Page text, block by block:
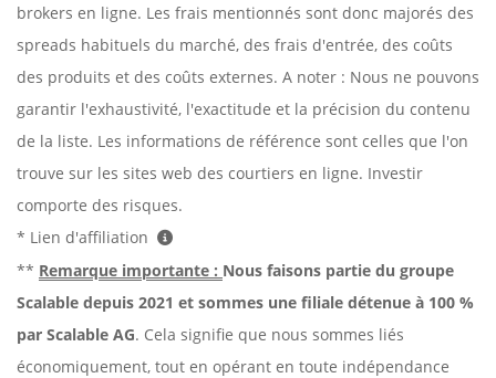
brokers en ligne. Les frais mentionnés sont donc majorés des
spreads habituels du marché, des frais d'entrée, des coûts
des produits et des coûts externes. A noter : Nous ne pouvons
garantir l'exhaustivité, l'exactitude et la précision du contenu
de la liste. Les informations de référence sont celles que l'on
trouve sur les sites web des courtiers en ligne. Investir
comporte des risques.
* Lien d'affiliation
** Remarque importante : Nous faisons partie du groupe
Scalable depuis 2021 et sommes une filiale détenue à 100 %
par Scalable AG. Cela signifie que nous sommes liés
économiquement, tout en opérant en toute indépendance